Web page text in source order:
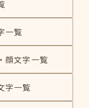
一覧
顔文字一覧
字一覧